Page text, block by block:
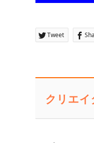
Tweet
クリエイ